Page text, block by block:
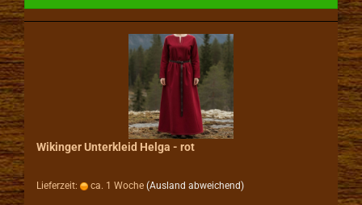
Wikinger Unterkleid Helga - rot
Lieferzeit: ca. 1 Woche (Ausland abweichend)